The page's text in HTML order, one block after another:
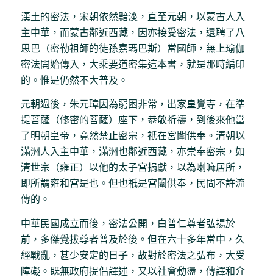
漢土的密法，宋朝依然黯淡，直至元朝，以蒙古人入
主中華，而蒙古鄰近西藏，因亦接受密法，還聘了八
思巴（密勒祖師的徒孫嘉瑪巴斯）當國師，無上瑜伽
密法開始傳入，大乘要道密集這本書，就是那時編印
的。惟是仍然不大普及。
元朝過後，朱元璋因為窮困非常，出家皇覺寺，在準
提菩薩（修密的菩薩）座下，恭敬祈禱，到後來他當
了明朝皇帝，竟然禁止密宗，祇在宮闈供奉。清朝以
滿洲人入主中華，滿洲也鄰近西藏，亦崇奉密宗，如
清世宗（雍正）以他的太子宮捐獻，以為喇嘛居所，
即所謂雍和宮是也。但也祇是宮闈供奉，民間不許流
傳的。
中華民國成立而後，密法公開，白普仁尊者弘揚於
前，多傑覺拔尊者普及於後。但在六十多年當中，久
經戰亂，甚少安定的日子，故對於密法之弘布，大受
障礙。既無政府提倡譯述，又以社會動盪，傳譯和介